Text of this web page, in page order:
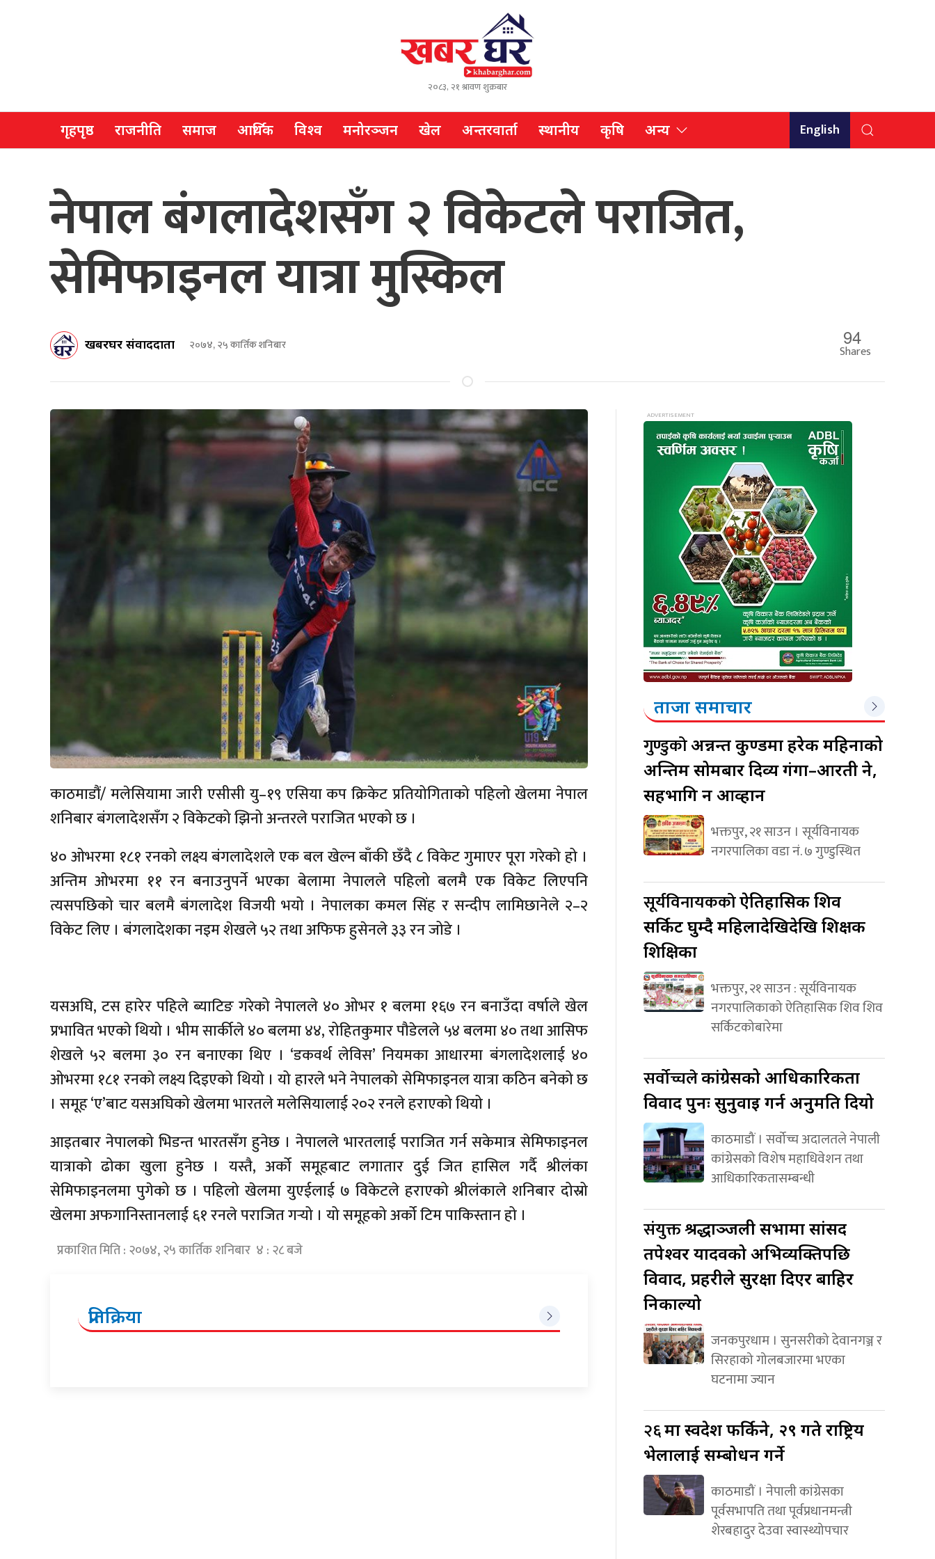
२०८३, २१ श्रावण शुक्रबार
गृहपृष्ठ राजनीति समाज आर्थिक विश्व मनोरञ्जन खेल अन्तरवार्ता स्थानीय कृषि अन्य English
नेपाल बंगलादेशसँग २ विकेटले पराजित,
सेमिफाइनल यात्रा मुस्किल
खबरघर संवाददाता २०७४, २५ कार्तिक शनिबार 94
Shares
काठमाडौं/ मलेसियामा जारी एसीसी यु–१९ एसिया कप क्रिकेट प्रतियोगिताको पहिलो खेलमा नेपाल
शनिबार बंगलादेशसँग २ विकेटको झिनो अन्तरले पराजित भएको छ ।
४० ओभरमा १८१ रनको लक्ष्य बंगलादेशले एक बल खेल्न बाँकी छँदै ८ विकेट गुमाएर पूरा गरेको हो ।
अन्तिम ओभरमा ११ रन बनाउनुपर्ने भएका बेलामा नेपालले पहिलो बलमै एक विकेट लिएपनि
त्यसपछिको चार बलमै बंगलादेश विजयी भयो । नेपालका कमल सिंह र सन्दीप लामिछानेले २–२
विकेट लिए । बंगलादेशका नइम शेखले ५२ तथा अफिफ हुसेनले ३३ रन जोडे ।
यसअघि, टस हारेर पहिले ब्याटिङ गरेको नेपालले ४० ओभर १ बलमा १६७ रन बनाउँदा वर्षाले खेल
प्रभावित भएको थियो । भीम सार्कीले ४० बलमा ४४, रोहितकुमार पौडेलले ५४ बलमा ४० तथा आसिफ
शेखले ५२ बलमा ३० रन बनाएका थिए । ‘डकवर्थ लेविस’ नियमका आधारमा बंगलादेशलाई ४०
ओभरमा १८१ रनको लक्ष्य दिइएको थियो । यो हारले भने नेपालको सेमिफाइनल यात्रा कठिन बनेको छ
। समूह ‘ए’बाट यसअघिको खेलमा भारतले मलेसियालाई २०२ रनले हराएको थियो ।
आइतबार नेपालको भिडन्त भारतसँग हुनेछ । नेपालले भारतलाई पराजित गर्न सकेमात्र सेमिफाइनल
यात्राको ढोका खुला हुनेछ । यस्तै, अर्को समूहबाट लगातार दुई जित हासिल गर्दै श्रीलंका
सेमिफाइनलमा पुगेको छ । पहिलो खेलमा युएईलाई ७ विकेटले हराएको श्रीलंकाले शनिबार दोस्रो
खेलमा अफगानिस्तानलाई ६१ रनले पराजित गर्‍यो । यो समूहको अर्को टिम पाकिस्तान हो ।
प्रकाशित मिति : २०७४, २५ कार्तिक शनिबार ४ : २८ बजे
प्रतिक्रिया
ताजा समाचार
गुण्डुकोअन्नन्त कुण्डमा हरेक महिनाको
अन्तिम सोमबार दिव्य गंगा–आरती हुने,
सहभागि हुन आव्हान
भक्तपुर, २१ साउन । सूर्यविनायक
नगरपालिका वडा नं. ७ गुण्डुस्थित
सूर्यविनायककोऐतिहासिक शिव
सर्किट घुम्दै महिलादेखिदेखि शिक्षक
शिक्षिका
भक्तपुर, २१ साउन : सूर्यविनायक
नगरपालिकाको ऐतिहासिक शिव शिव
सर्किटकोबारेमा
सर्वोच्चलेकांग्रेसको आधिकारिकता
विवाद पुनः सुनुवाइ गर्न अनुमति दियो
काठमाडौं । सर्वोच्च अदालतले नेपाली
कांग्रेसको विशेष महाधिवेशन तथा
आधिकारिकतासम्बन्धी
संयुक्तश्रद्धाञ्जली सभामा सांसद
तपेश्वर यादवको अभिव्यक्तिपछि
विवाद, प्रहरीले सुरक्षा दिएर बाहिर
निकाल्यो
जनकपुरधाम । सुनसरीको देवानगञ्ज र
सिरहाको गोलबजारमा भएका
घटनामा ज्यान
२६मा स्वदेश फर्किने, २९ गते राष्ट्रिय
भेलालाई सम्बोधन गर्ने
काठमाडौं । नेपाली कांग्रेसका
पूर्वसभापति तथा पूर्वप्रधानमन्त्री
शेरबहादुर देउवा स्वास्थ्योपचार